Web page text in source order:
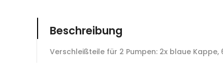
Beschreibung
Verschleißteile für 2 Pumpen: 2x blaue Kappe,